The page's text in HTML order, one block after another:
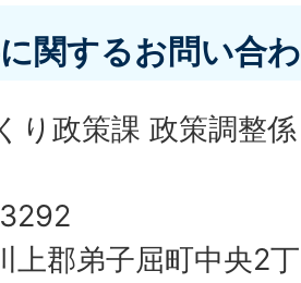
関するお問い合
り政策課 政策調整係
上郡弟子屈町中央2